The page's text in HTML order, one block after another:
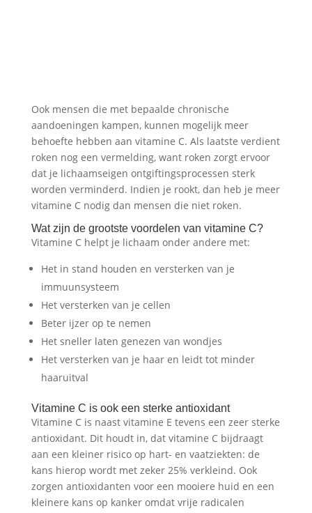
Ook mensen die met bepaalde chronische
aandoeningen kampen, kunnen mogelijk meer
behoefte hebben aan vitamine C. Als laatste verdient
roken nog een vermelding, want roken zorgt ervoor
dat je lichaamseigen ontgiftingsprocessen sterk
worden verminderd. Indien je rookt, dan heb je meer
vitamine C nodig dan mensen die niet roken.
Wat zijn de grootste voordelen van vitamine C?
Vitamine C helpt je lichaam onder andere met:
Het in stand houden en versterken van je
immuunsysteem
Het versterken van je cellen
Beter ijzer op te nemen
Het sneller laten genezen van wondjes
Het versterken van je haar en leidt tot minder
haaruitval
Vitamine C is ook een sterke antioxidant
Vitamine C is naast vitamine E tevens een zeer sterke
antioxidant. Dit houdt in, dat vitamine C bijdraagt
aan een kleiner risico op hart- en vaatziekten: de
kans hierop wordt met zeker 25% verkleind. Ook
zorgen antioxidanten voor een mooiere huid en een
kleinere kans op kanker omdat vrije radicalen